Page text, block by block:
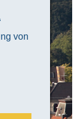
von